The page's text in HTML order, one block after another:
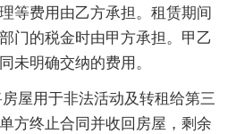
等费用由乙方承担。租赁期间
门的税金时由甲方承担。甲乙
未明确交纳的费用。
屋用于非法活动及转租给第三
方终止合同并收回房屋，剩余